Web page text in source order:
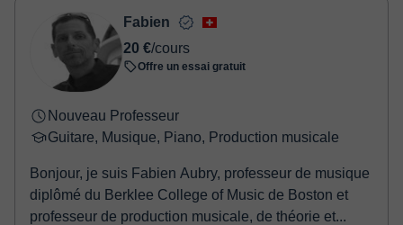
Fabien
20 €/cours
Offre un essai gratuit
Nouveau Professeur
Guitare, Musique, Piano, Production musicale
Bonjour, je suis Fabien Aubry, professeur de musique
diplômé du Berklee College of Music de Boston et
professeur de production musicale, de théorie et...